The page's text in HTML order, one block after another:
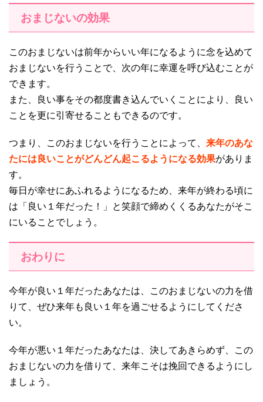
おまじないの効果
このおまじないは前年からいい年になるように念を込めて
おまじないを行うことで、次の年に幸運を呼び込むことが
できます。
また、良い事をその都度書き込んでいくことにより、良い
ことを更に引寄せることもできるのです。
つまり、このおまじないを行うことによって、 来年のあな
たには良いことがどんどん起こるようになる効果がありま
す。
毎日が幸せにあふれるようになるため、来年が終わる頃に
は「良い１年だった！」と笑顔で締めくくるあなたがそこ
にいることでしょう。
おわりに
今年が良い１年だったあなたは、このおまじないの力を借
りて、ぜひ来年も良い１年を過ごせるようにしてくださ
い。
今年が悪い１年だったあなたは、決してあきらめず、この
おまじないの力を借りて、来年こそは挽回できるようにし
ましょう。